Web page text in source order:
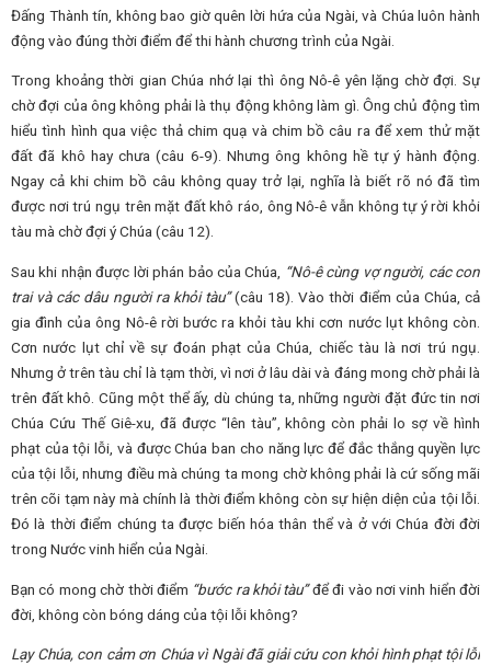
Đấng Thành tín, không bao giờ quên lời hứa của Ngài, và Chúa luôn hành
động vào đúng thời điểm để thi hành chương trình của Ngài.
Trong khoảng thời gian Chúa nhớ lại thì ông Nô-ê yên lặng chờ đợi. Sự
chờ đợi của ông không phải là thụ động không làm gì. Ông chủ động tìm
hiểu tình hình qua việc thả chim quạ và chim bồ câu ra để xem thử mặt
đất đã khô hay chưa (câu 6-9). Nhưng ông không hề tự ý hành động.
Ngay cả khi chim bồ câu không quay trở lại, nghĩa là biết rõ nó đã tìm
được nơi trú ngụ trên mặt đất khô ráo, ông Nô-ê vẫn không tự ý rời khỏi
tàu mà chờ đợi ý Chúa (câu 12).
Sau khi nhận được lời phán bảo của Chúa,
“Nô-ê cùng vợ người, các con
trai và các dâu người ra khỏi tàu”(câu 18). Vào thời điểm của Chúa, cả
gia đình của ông Nô-ê rời bước ra khỏi tàu khi cơn nước lụt không còn.
Cơn nước lụt chỉ về sự đoán phạt của Chúa, chiếc tàu là nơi trú ngụ.
Nhưng ở trên tàu chỉ là tạm thời, vì nơi ở lâu dài và đáng mong chờ phải là
trên đất khô. Cũng một thể ấy, dù chúng ta, những người đặt đức tin nơi
Chúa Cứu Thế Giê-xu, đã được “lên tàu”, không còn phải lo sợ về hình
phạt của tội lỗi, và được Chúa ban cho năng lực để đắc thắng quyền lực
của tội lỗi, nhưng điều mà chúng ta mong chờ không phải là cứ sống mãi
trên cõi tạm này mà chính là thời điểm không còn sự hiện diện của tội lỗi.
Đó là thời điểm chúng ta được biến hóa thân thể và ở với Chúa đời đời
trong Nước vinh hiển của Ngài.
Bạn có mong chờ thời điểm “bước ra khỏi tàu”để đi vào nơi vinh hiển đời
đời, không còn bóng dáng của tội lỗi không?
Lạy Chúa, con cảm ơn Chúa vì Ngài đã giải cứu con khỏi hình phạt tội lỗi